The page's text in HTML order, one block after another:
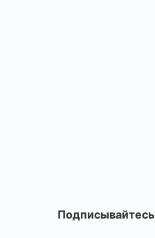
Подписывайтесь